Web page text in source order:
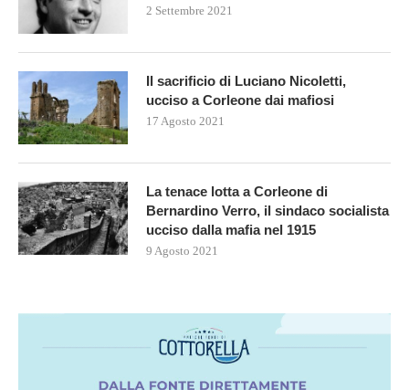
2 Settembre 2021
Il sacrificio di Luciano Nicoletti,
ucciso a Corleone dai mafiosi
17 Agosto 2021
La tenace lotta a Corleone di
Bernardino Verro, il sindaco socialista
ucciso dalla mafia nel 1915
9 Agosto 2021